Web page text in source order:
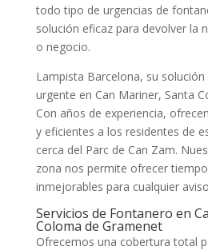
todo tipo de urgencias de
solución eficaz para devolver la
o negocio.
Lampista Barcelona, su
urgente en Can Mariner, Santa
Con años de experiencia,
y eficientes a los residentes de
cerca del Parc de Can Zam.
zona nos permite ofrecer
inmejorables para cualquier
Servicios de Fontanero en
Coloma de Gramenet
Ofrecemos una cobertura total